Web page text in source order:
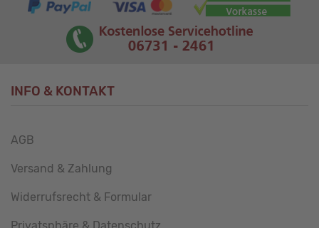
INFO & KONTAKT
AGB
Versand & Zahlung
Widerrufsrecht & Formular